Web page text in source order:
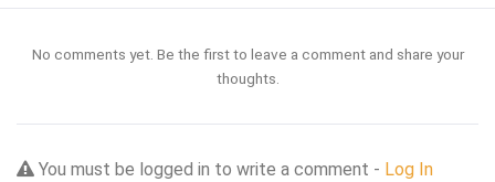
No comments yet. Be the first to leave a comment and share your
thoughts.
You must be logged in to write a comment - Log In